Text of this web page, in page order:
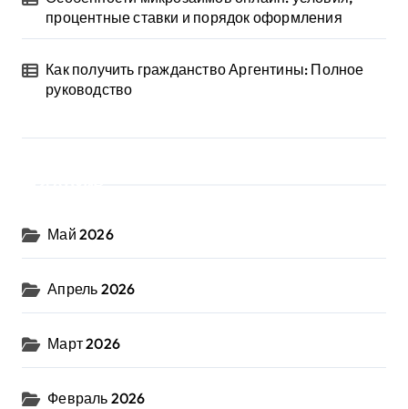
процентные ставки и порядок оформления
Как получить гражданство Аргентины: Полное
руководство
Май 2026
Апрель 2026
Март 2026
Февраль 2026